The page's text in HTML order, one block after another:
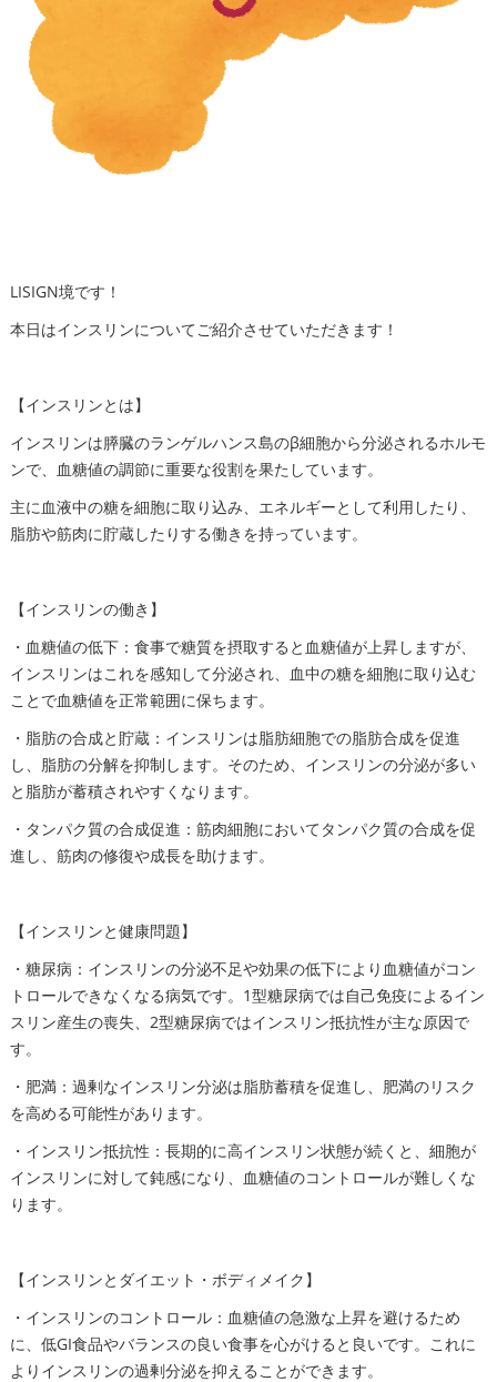
LISIGN境です！
本日はインスリンについてご紹介させていただきます！
【インスリンとは】
インスリンは膵臓のランゲルハンス島のβ細胞から分泌されるホルモ
ンで、血糖値の調節に重要な役割を果たしています。
主に血液中の糖を細胞に取り込み、エネルギーとして利用したり、
脂肪や筋肉に貯蔵したりする働きを持っています。
【インスリンの働き】
・血糖値の低下：食事で糖質を摂取すると血糖値が上昇しますが、
インスリンはこれを感知して分泌され、血中の糖を細胞に取り込む
ことで血糖値を正常範囲に保ちます。
・脂肪の合成と貯蔵：インスリンは脂肪細胞での脂肪合成を促進
し、脂肪の分解を抑制します。そのため、インスリンの分泌が多い
と脂肪が蓄積されやすくなります。
・タンパク質の合成促進：筋肉細胞においてタンパク質の合成を促
進し、筋肉の修復や成長を助けます。
【インスリンと健康問題】
・糖尿病：インスリンの分泌不足や効果の低下により血糖値がコン
トロールできなくなる病気です。1型糖尿病では自己免疫によるイン
スリン産生の喪失、2型糖尿病ではインスリン抵抗性が主な原因で
す。
・肥満：過剰なインスリン分泌は脂肪蓄積を促進し、肥満のリスク
を高める可能性があります。
・インスリン抵抗性：長期的に高インスリン状態が続くと、細胞が
インスリンに対して鈍感になり、血糖値のコントロールが難しくな
ります。
【インスリンとダイエット・ボディメイク】
・インスリンのコントロール：血糖値の急激な上昇を避けるため
に、低GI食品やバランスの良い食事を心がけると良いです。これに
よりインスリンの過剰分泌を抑えることができます。